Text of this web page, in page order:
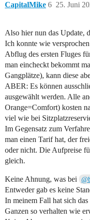
CapitalMike 25. Juni
6
Also hier nun das Update,
Ich konnte wie
Abflug des ersten Fluges
man eincheckt bekommt
Gangplätze), kann diese
ABER: Es können
ausgewählt werden. Alle
Orange=Comfort) kosten
viel wie bei
Im Gegensatz zum
man einen Tarif hat, der
oder nicht. Die Aufpreise
gleich.
Keine Ahnung, was bei
Entweder gab es keine
In meinem Fall hat sich
Ganzen so verhalten wie